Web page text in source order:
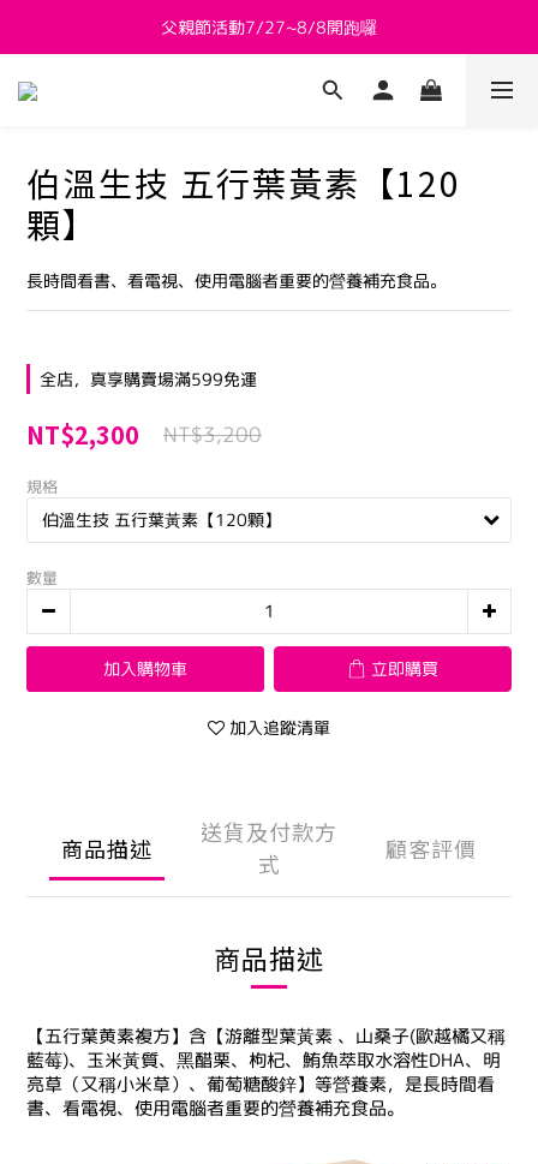
新會員送 $800購物金
父親節活動7/27~8/8開跑囉
新會員送 $800購物金
伯溫生技 五行葉黃素【120
顆】
長時間看書、看電視、使用電腦者重要的營養補充食品。
全店，真享購賣場滿599免運
NT$2,300 NT$3,200
規格
數量
加入購物車 立即購買
加入追蹤清單
商品描述
送貨及付款方
式
顧客評價
商品描述
【五行葉黄素複方】含【游離型葉黃素 、山桑子(歐越橘又稱
藍莓)、玉米黃質、黑醋栗、枸杞、鮪魚萃取水溶性DHA、明
亮草（又稱小米草）、葡萄糖酸鋅】等營養素，是長時間看
書、看電視、使用電腦者重要的營養補充食品。